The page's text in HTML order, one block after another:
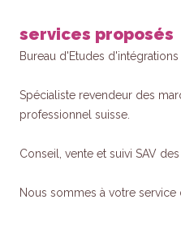
services proposés
Bureau d'Etudes
Spécialiste revendeur des
professionnel suisse.
Conseil, vente et suivi SAV
Nous sommes à votre service